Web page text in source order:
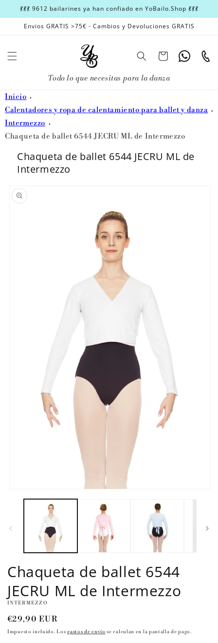
directamente
al contenido
💃💃💃 9612 bailarines ya han confiado en YoBailo.Shop 💃💃💃
Envios GRATIS >75€ - Cambios y Devoluciones GRATIS
CarritoWhatsapp
Todo lo que necesitas para la danza
Inicio
Calentadores y ropa de calentamiento para ballet y danza
Intermezzo
Chaqueta de ballet 6544 JECRU ML de Intermezzo
Chaqueta de ballet 6544 JECRU ML de
Intermezzo
a la
información
elemento
una
Chaqueta de ballet 6544
JECRU ML de Intermezzo
INTERMEZZO
Precio
habitual
€29,90 EUR
Impuesto incluido. Losgastos de envío se calculan en la pantalla de pago.